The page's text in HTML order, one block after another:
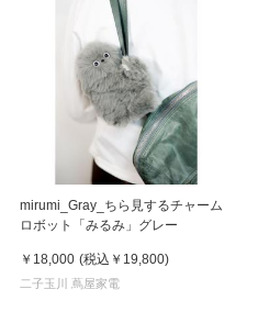
mirumi_Gray_ちら見するチャーム
ロボット「みるみ」グレー
￥18,000 (税込 ￥19,800)
二子玉川 蔦屋家電